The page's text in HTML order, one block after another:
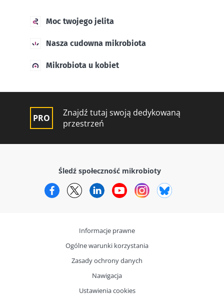
Moc twojego jelita
Nasza cudowna mikrobiota
Mikrobiota u kobiet
Znajdź tutaj swoją dedykowaną
przestrzeń
Śledź społeczność mikrobioty
FacebookTwitterLinkedInYouTubeInstagram
Informacje prawne
Ogólne warunki korzystania
Zasady ochrony danych
Nawigacja
Ustawienia cookies